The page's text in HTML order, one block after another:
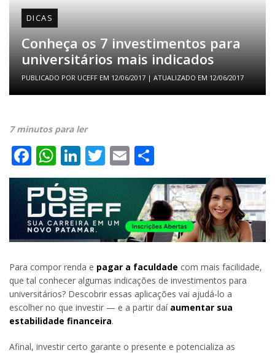
DICAS
Conheça os 7 investimentos para
universitários mais indicados
PUBLICADO POR UCEFF EM 12/06/2017 | ATUALIZADO EM 12/06/2017
7 minutos para ler
Facebook
WhatsApp
LinkedIn
Twitter
Email
Para compor renda e pagar a faculdade com mais facilidade,
que tal conhecer algumas indicações de investimentos para
universitários? Descobrir essas aplicações vai ajudá-lo a
escolher no que investir — e a partir daí aumentar sua
estabilidade financeira.
Afinal, investir certo garante o presente e potencializa as